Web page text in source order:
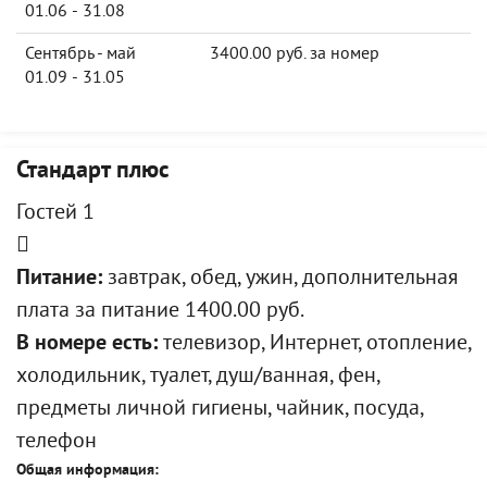
01.06 - 31.08
Сентябрь - май
01.09 - 31.05
3400.00 руб. за номер
Стандарт плюс
Гостей 1
Питание: завтрак, обед, ужин, дополнительная
плата за питание 1400.00 руб.
В номере есть: телевизор, Интернет, отопление,
холодильник, туалет, душ/ванная, фен,
предметы личной гигиены, чайник, посуда,
телефон
Общая информация: